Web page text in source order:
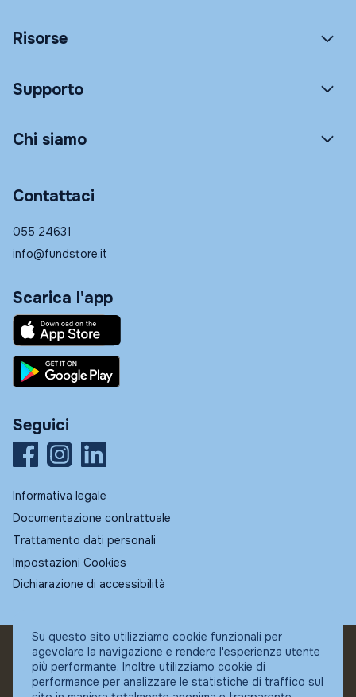
Risorse
Supporto
Chi siamo
Contattaci
055 24631
info@fundstore.it
Scarica l'app
Seguici
Informativa legale
Documentazione contrattuale
Trattamento dati personali
Impostazioni Cookies
Dichiarazione di accessibilità
© Fundstore
Collocatore autorizzato:
Banca Ifigest SpA
Su questo sito utilizziamo cookie funzionali per
agevolare la navigazione e rendere l'esperienza utente
più performante. Inoltre utilizziamo cookie di
performance per analizzare le statistiche di traffico sul